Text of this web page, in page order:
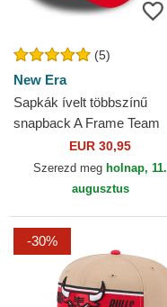
(5)
New Era
Sapkák ívelt többszínű
snapback A Frame Team
Colour Chicago Bulls NBA
New Era
EUR 30,95
Szerezd meg holnap, 11.
augusztus
-30%